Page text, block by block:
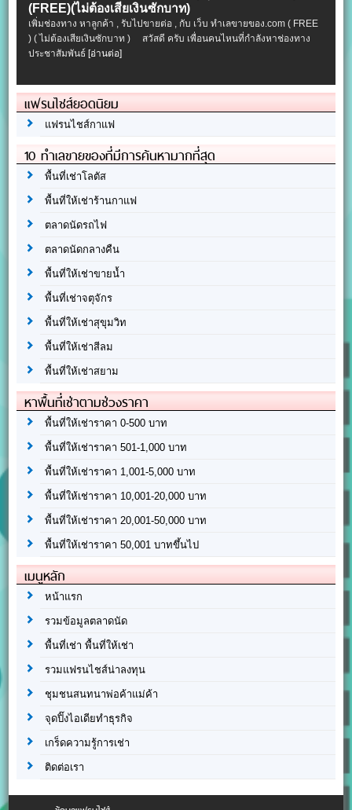
(FREE)(ไม่ต้องเสียเงินซักบาท)
เพิ่มช่องทาง หาลูกค้า , รับไปขายต่อ , กับ เว็บ ทำเลขายของ.com ( FREE
) ( ไม่ต้องเสียเงินซักบาท ) สวัสดี ครับ เพื่อนคนไหนที่กำลังหาช่องทาง
ประชาสัมพันธ์[อ่านต่อ]
แฟรนไชส์ยอดนิยม
แฟรนไชส์กาแฟ
10 ทำเลขายของที่มีการค้นหามากที่สุด
พื้นที่เช่าโลตัส
พื้นที่ให้เช่าร้านกาแฟ
ตลาดนัดรถไฟ
ตลาดนัดกลางคืน
พื้นที่ให้เช่าขายน้ำ
พื้นที่เช่าจตุจักร
พื้นที่ให้เช่าสุขุมวิท
พื้นที่ให้เช่าสีลม
พื้นที่ให้เช่าสยาม
หาพื้นที่เช่าตามช่วงราคา
พื้นที่ให้เช่าราคา 0-500 บาท
พื้นที่ให้เช่าราคา 501-1,000 บาท
พื้นที่ให้เช่าราคา 1,001-5,000 บาท
พื้นที่ให้เช่าราคา 10,001-20,000 บาท
พื้นที่ให้เช่าราคา 20,001-50,000 บาท
พื้นที่ให้เช่าราคา 50,001 บาทขึ้นไป
เมนูหลัก
หน้าแรก
รวมข้อมูลตลาดนัด
พื้นที่เช่า พื้นที่ให้เช่า
รวมแฟรนไชส์น่าลงทุน
ชุมชนสนทนาพ่อค้าแม่ค้า
จุดปิ๊งไอเดียทำธุรกิจ
เกร็ดความรู้การเช่า
ติดต่อเรา